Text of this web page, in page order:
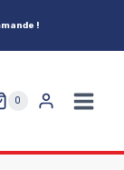
!
0